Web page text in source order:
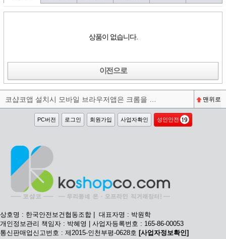
상품이 없습니다.
이전으로
맨위로
PC버전 로그인 회원가입 사업자확인 성인안전
상호명 : 한국안전보건협동조합 | 대표자명 : 박원학
개인정보관리 책임자 : 박혜영 | 사업자등록번호 : 165-86-00053
통신판매업신고번호 : 제2015-인천부평-0628호 [사업자정보확인]